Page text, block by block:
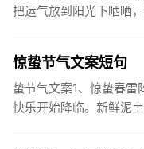
把运气放到阳光下晒晒
惊蛰节气文案短句
蛰节气文案1、惊蛰春雷
快乐开始降临。新鲜泥